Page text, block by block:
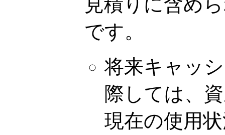
です。
将来キャッ
際しては、
現在の使用